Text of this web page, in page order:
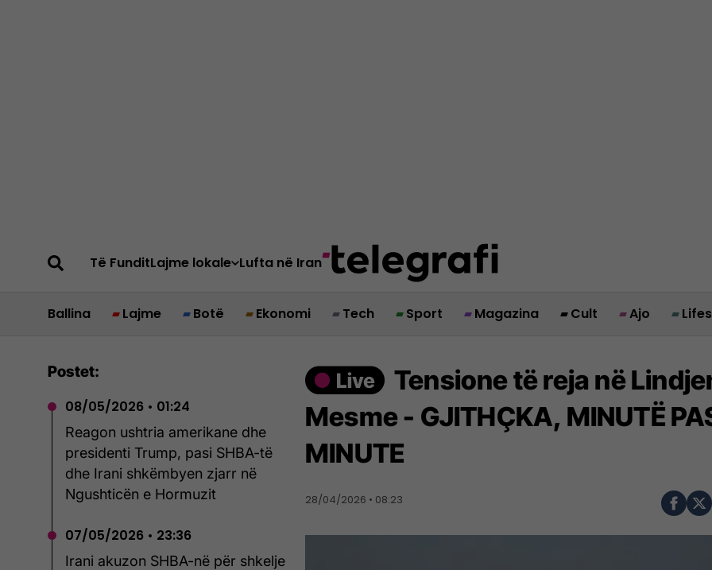
Të FunditLajme lokale Lufta në Iran
Ballina Lajme Botë Ekonomi Tech Sport Magazina Cult Ajo
Tensione të reja në
Mesme - GJITHÇKA, MINUTË
MINUTE
28/04/2026 • 08:23
Postet:
08/05/2026 • 01:24
Reagon ushtria amerikane dhe
presidenti Trump, pasi SHBA-të
dhe Irani shkëmbyen zjarr në
Ngushticën e Hormuzit
07/05/2026 • 23:36
Irani akuzon SHBA-në për shkelje